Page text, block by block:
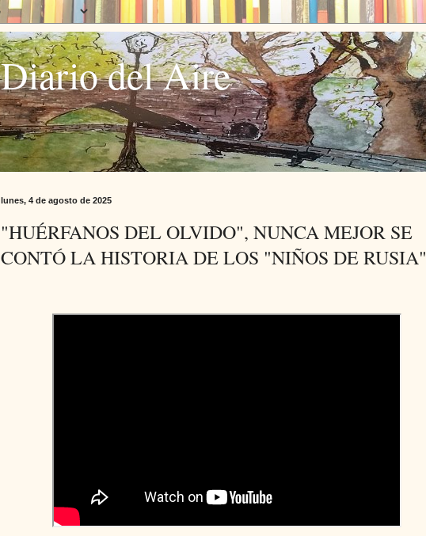
Diario del Aire
lunes, 4 de agosto de 2025
"HUÉRFANOS DEL OLVIDO", NUNCA MEJOR SE
CONTÓ LA HISTORIA DE LOS "NIÑOS DE RUSIA"